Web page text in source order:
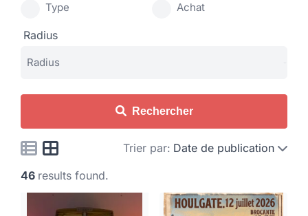
Type Achat
Radius
Rechercher
Trier par: Date de publication
46 results found.